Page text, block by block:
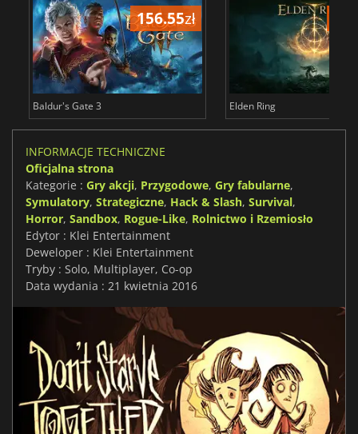
156.55zł
Baldur's Gate 3 Elden Ring
INFORMACJE TECHNICZNE
Oficjalna strona
Kategorie : Gry akcji, Przygodowe, Gry fabularne,
Symulatory, Strategiczne, Hack & Slash, Survival,
Horror, Sandbox, Rogue-Like, Rolnictwo i Rzemiosło
Edytor : Klei Entertainment
Deweloper : Klei Entertainment
Tryby : Solo, Multiplayer, Co-op
Data wydania : 21 kwietnia 2016